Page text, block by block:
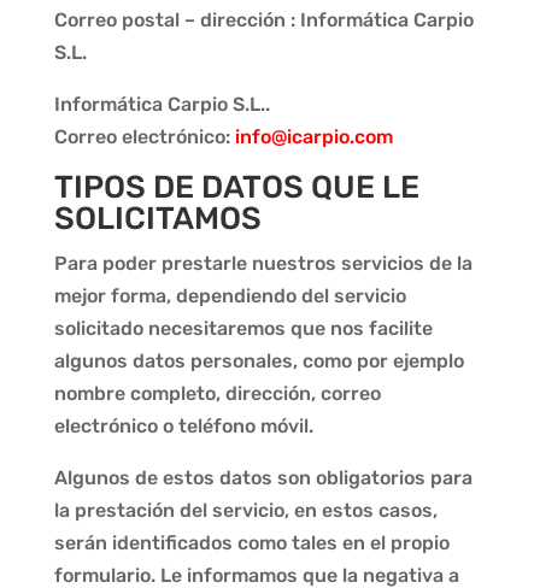
Correo postal – dirección : Informática Carpio
S.L.
Informática Carpio S.L..
Correo electrónico: info@icarpio.com
TIPOS DE DATOS QUE LE
SOLICITAMOS
Para poder prestarle nuestros servicios de la
mejor forma, dependiendo del servicio
solicitado necesitaremos que nos facilite
algunos datos personales, como por ejemplo
nombre completo, dirección, correo
electrónico o teléfono móvil.
Algunos de estos datos son obligatorios para
la prestación del servicio, en estos casos,
serán identificados como tales en el propio
formulario. Le informamos que la negativa a